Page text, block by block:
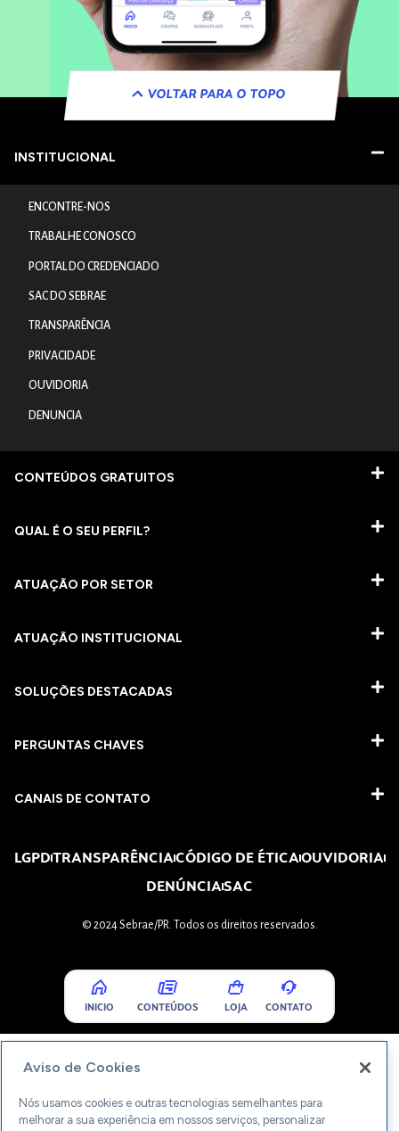
VOLTAR PARA O TOPO
INSTITUCIONAL
ENCONTRE-NOS
TRABALHE CONOSCO
PORTAL DO CREDENCIADO
SAC DO SEBRAE
TRANSPARÊNCIA
PRIVACIDADE
OUVIDORIA
DENUNCIA
CONTEÚDOS GRATUITOS
QUAL É O SEU PERFIL?
ATUAÇÃO POR SETOR
ATUAÇÃO INSTITUCIONAL
SOLUÇÕES DESTACADAS
PERGUNTAS CHAVES​
CANAIS DE CONTATO
LGPDTRANSPARÊNCIACÓDIGO DE ÉTICAOUVIDORIA
DENÚNCIASAC
© 2024 Sebrae/PR. Todos os direitos reservados.
INICIO CONTEÚDOS LOJA CONTATO
Aviso de Cookies
Nós usamos cookies e outras tecnologias semelhantes para
melhorar a sua experiência em nossos serviços, personalizar